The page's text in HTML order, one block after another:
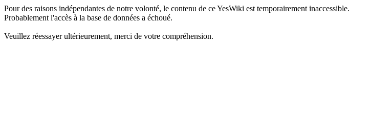
Pour des raisons indépendantes de notre volonté, le contenu de ce YesWiki est temporairement inaccessible.
Probablement l'accès à la base de données a échoué.
Veuillez réessayer ultérieurement, merci de votre compréhension.